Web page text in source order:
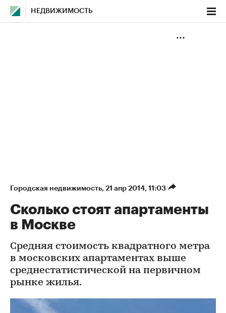
НЕДВИЖИМОСТЬ
Городская недвижимость⁠, 21 апр 2014, 11:03
Сколько стоят апартаменты
в Москве
Средняя стоимость квадратного метра
в московских апартаментах выше
среднестатистической на первичном
рынке жилья.